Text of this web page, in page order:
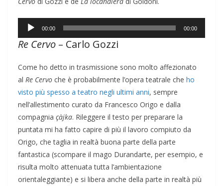
Audio
Player
00:00 00:00
Re Cervo – Carlo Gozzi
Come ho detto in trasmissione sono molto affezionato
al Re Cervo che è probabilmente l’opera teatrale che ho
visto più spesso a teatro negli ultimi anni, sempre
nell’allestimento curato da Francesco Origo e dalla
compagnia çàjka. Rileggere il testo per preparare la
puntata mi ha fatto capire di più il lavoro compiuto da
Origo, che taglia in realtà buona parte della parte
fantastica (scompare il mago Durandarte, per esempio, e
risulta molto attenuata tutta l’ambientazione
orientaleggiante) e si libera anche della parte in realtà più